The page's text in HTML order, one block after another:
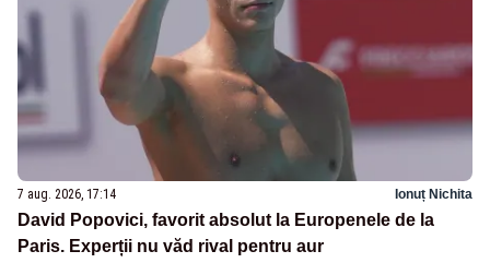
7 aug. 2026, 17:14 Ionuț Nichita
David Popovici, favorit absolut la Europenele de la
Paris. Experții nu văd rival pentru aur